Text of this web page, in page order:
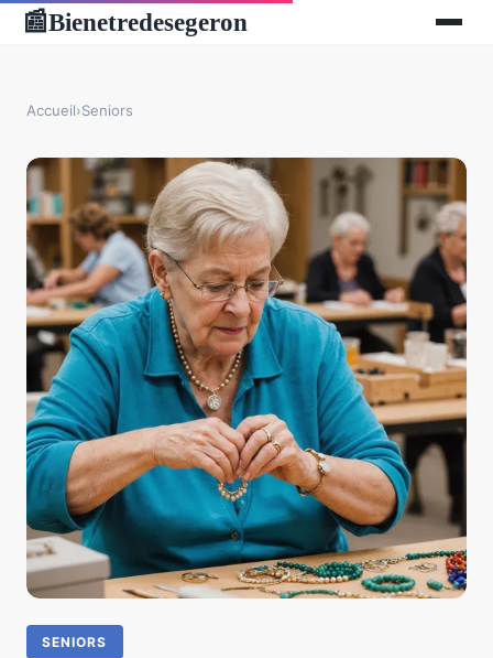
📰Bienetredesegeron
Accueil›Seniors
SENIORS